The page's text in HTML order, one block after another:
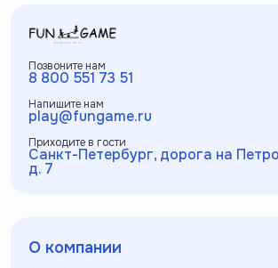
Позвоните нам
8 800 551 73 51
Напишите нам
play@fungame.ru
Приходите в гости
Санкт-Петербург, дорога на
д. 7
О компании